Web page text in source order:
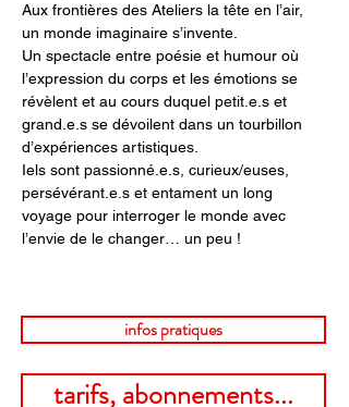
Aux frontières des Ateliers la tête en l’air,
un monde imaginaire s’invente.
Un spectacle entre poésie et humour où
l’expression du corps et les émotions se
révèlent et au cours duquel petit.e.s et
grand.e.s se dévoilent dans un tourbillon
d’expériences artistiques.
Iels sont passionné.e.s, curieux/euses,
persévérant.e.s et entament un long
voyage pour interroger le monde avec
l’envie de le changer… un peu !
infos pratiques
tarifs, abonnements...